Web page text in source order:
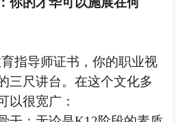
指导师证书，你的职业视
三尺讲台。在这个文化多
以很宽广：